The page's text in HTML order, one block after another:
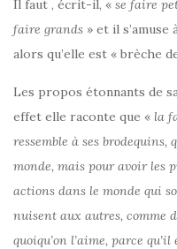
Il faut , écrit-il, « se faire
faire grands » et il
alors qu’elle est « brèche
Les propos étonnants de
effet elle raconte que « la
ressemble à ses brodequins,
monde, mais pour avoir les
actions dans le monde qui
nuisent aux autres, comme
quoiqu’on l’aime, parce